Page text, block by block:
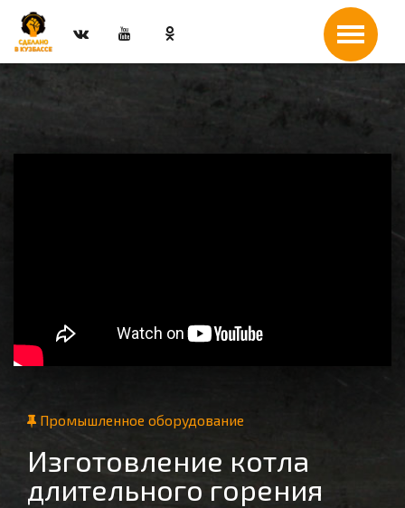
Промышленное оборудование
Изготовление котла
длительного горения